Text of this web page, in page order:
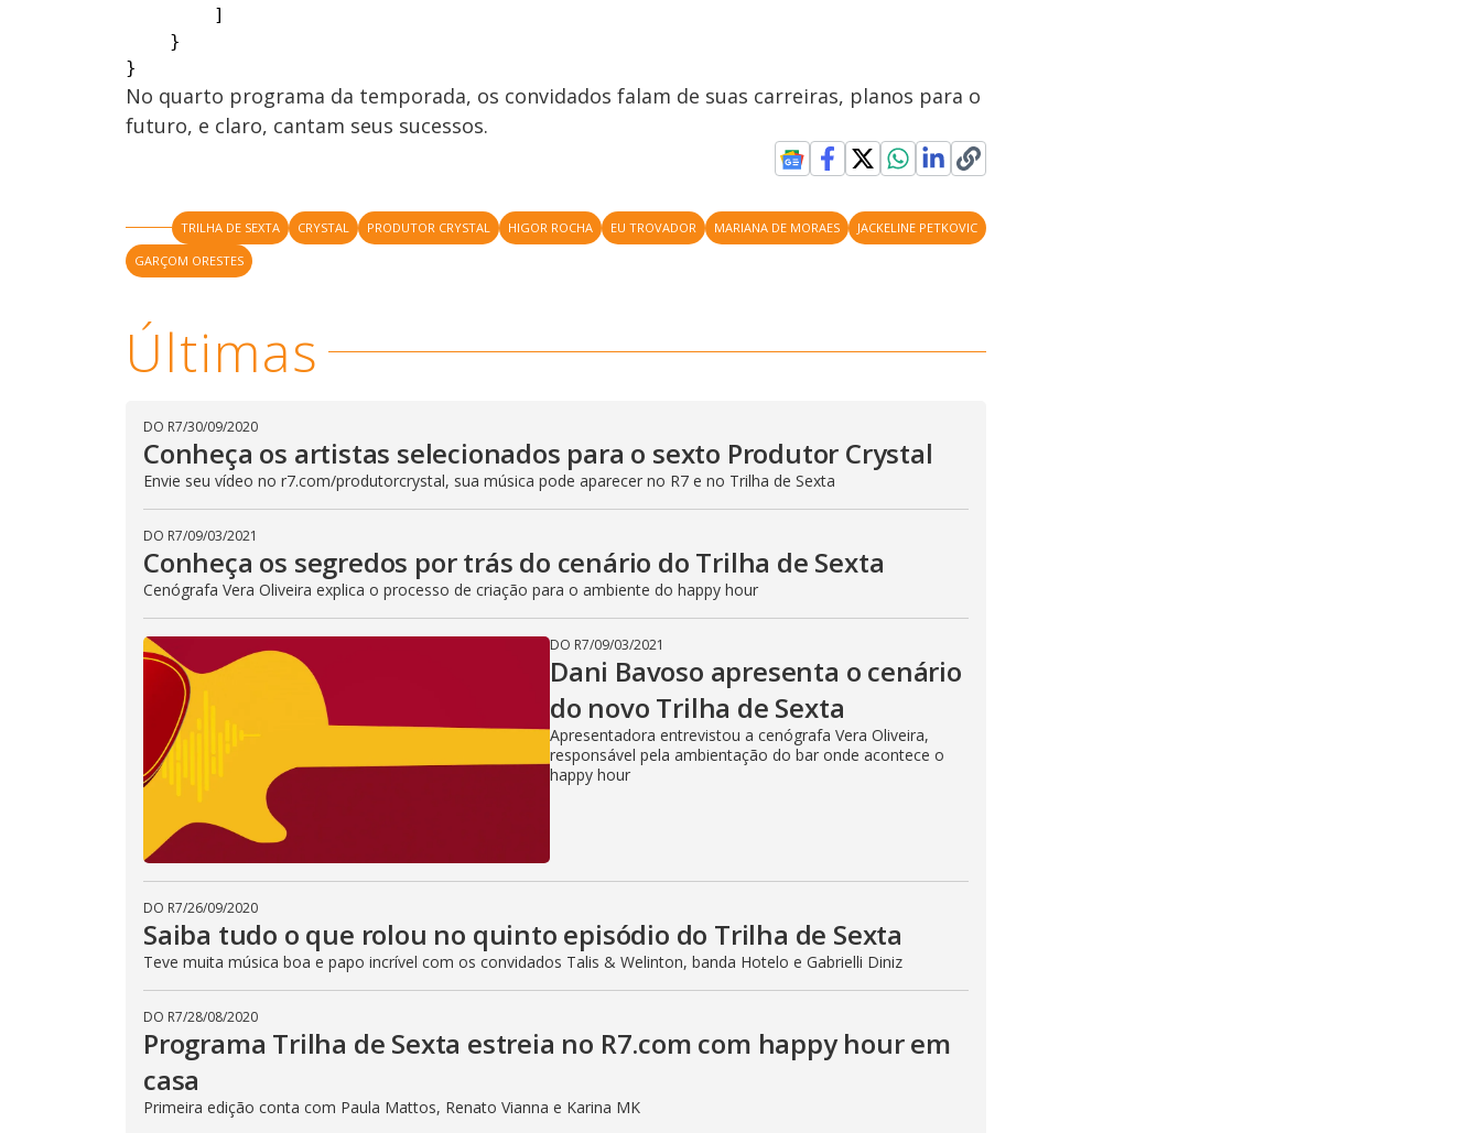
        ]
    }
}
No quarto programa da temporada, os convidados falam de suas carreiras, planos para o
futuro, e claro, cantam seus sucessos.
TRILHA DE SEXTA CRYSTAL PRODUTOR CRYSTAL HIGOR ROCHA EU TROVADOR MARIANA DE MORAES
JACKELINE PETKOVIC
GARÇOM ORESTES
Últimas
DO R7/30/09/2020
Conheça os artistas selecionados para o sexto Produtor Crystal
Envie seu vídeo no r7.com/produtorcrystal, sua música pode aparecer no R7 e no Trilha de Sexta
DO R7/09/03/2021
Conheça os segredos por trás do cenário do Trilha de Sexta
Cenógrafa Vera Oliveira explica o processo de criação para o ambiente do happy hour
DO R7/09/03/2021
Dani Bavoso apresenta o cenário
do novo Trilha de Sexta
Apresentadora entrevistou a cenógrafa Vera Oliveira,
responsável pela ambientação do bar onde acontece o
happy hour
DO R7/26/09/2020
Saiba tudo o que rolou no quinto episódio do Trilha de Sexta
Teve muita música boa e papo incrível com os convidados Talis & Welinton, banda Hotelo e Gabrielli Diniz
DO R7/28/08/2020
Programa Trilha de Sexta estreia no R7.com com happy hour em
casa
Primeira edição conta com Paula Mattos, Renato Vianna e Karina MK